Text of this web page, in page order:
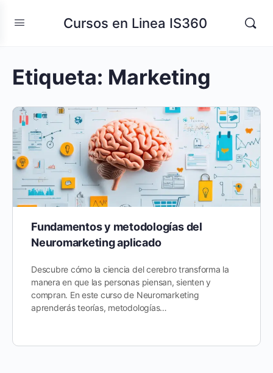
Cursos en Linea IS360
Etiqueta: Marketing
Fundamentos y metodologías del
Neuromarketing aplicado
Descubre cómo la ciencia del cerebro transforma la
manera en que las personas piensan, sienten y
compran. En este curso de Neuromarketing
aprenderás teorías, metodologías…